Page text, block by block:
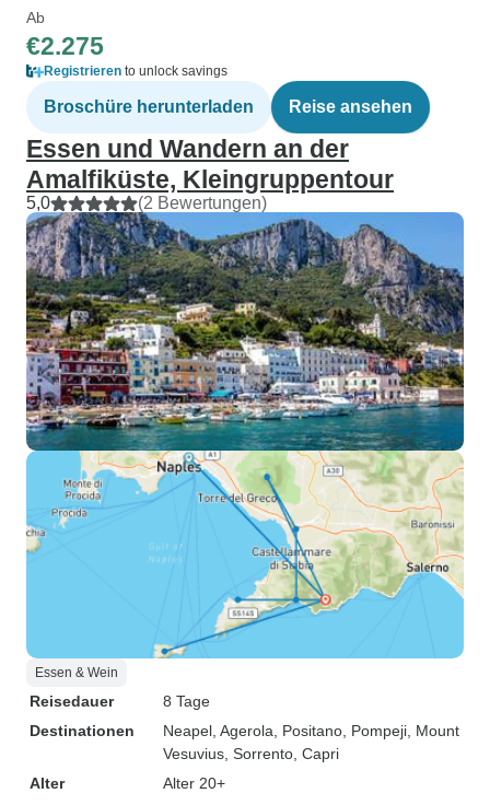
Ab
€2.275
Registrieren to unlock savings
Broschüre herunterladen Reise ansehen
Essen und Wandern an der
Amalfiküste, Kleingruppentour
5,0 (2 Bewertungen)
Essen & Wein
Reisedauer
8 Tage
Destinationen
Neapel , Agerola , Positano , Pompeji , Mount
Vesuvius , Sorrento , Capri
Alter
Alter 20+